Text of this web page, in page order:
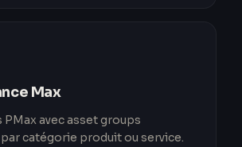
Max
PMax avec asset groups
catégorie produit ou service.